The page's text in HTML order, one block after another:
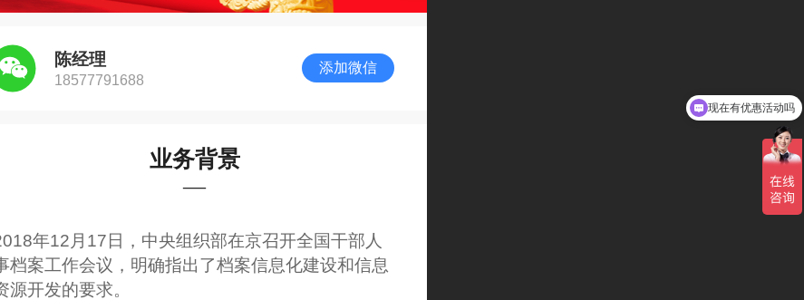
陈经理
18577791688
添加微信
业务背景
—
年12月17日，中央组织部在京召开全国干部人
档案工作会议，明确指出了档案信息化建设和信息
源开发的要求。
现在有优惠活动吗